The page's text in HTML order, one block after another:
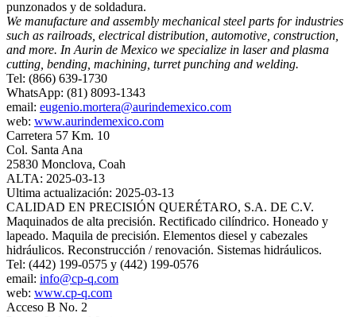
punzonados y de soldadura.
We manufacture and assembly mechanical steel parts for industries
such as railroads, electrical distribution, automotive, construction,
and more. In Aurin de Mexico we specialize in laser and plasma
cutting, bending, machining, turret punching and welding.
Tel: (866) 639-1730
WhatsApp: (81) 8093-1343
email: eugenio.mortera@aurindemexico.com
web: www.aurindemexico.com
Carretera 57 Km. 10
Col. Santa Ana
25830 Monclova, Coah
ALTA: 2025-03-13
Ultima actualización: 2025-03-13
CALIDAD EN PRECISIÓN QUERÉTARO, S.A. DE C.V.
Maquinados de alta precisión. Rectificado cilíndrico. Honeado y
lapeado. Maquila de precisión. Elementos diesel y cabezales
hidráulicos. Reconstrucción / renovación. Sistemas hidráulicos.
Tel: (442) 199-0575 y (442) 199-0576
email: info@cp-q.com
web: www.cp-q.com
Acceso B No. 2